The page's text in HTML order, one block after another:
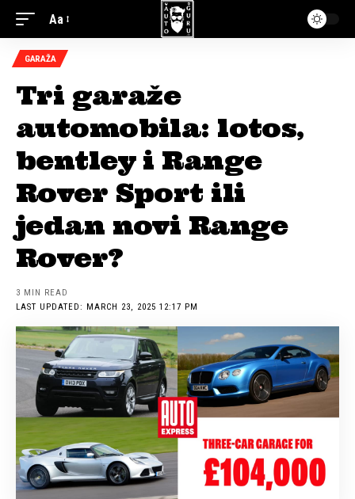
Aa
GARAŽA
Tri garaže
automobila: lotos,
bentley i Range
Rover Sport ili
jedan novi Range
Rover?
LAST UPDATED: MARCH 23, 2025 12:17 PM
3 MIN READ